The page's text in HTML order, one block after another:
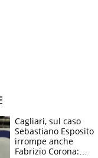
Cagliari, sul caso
Sebastiano Esposito
irrompe anche
Fabrizio Corona: